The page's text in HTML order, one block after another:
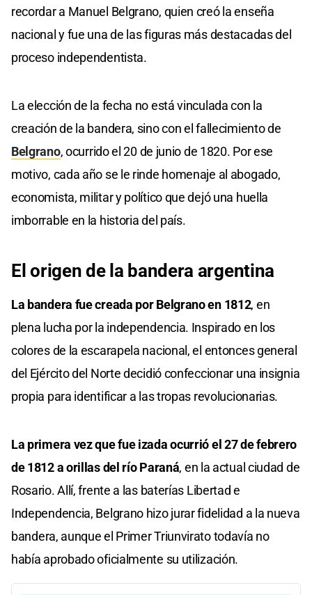
recordar a Manuel Belgrano, quien creó la enseña
nacional y fue una de las figuras más destacadas del
proceso independentista.
La elección de la fecha no está vinculada con la
creación de la bandera, sino con el fallecimiento de
Belgrano, ocurrido el 20 de junio de 1820. Por ese
motivo, cada año se le rinde homenaje al abogado,
economista, militar y político que dejó una huella
imborrable en la historia del país.
El origen de la bandera argentina
La bandera fue creada por Belgrano en 1812, en
plena lucha por la independencia. Inspirado en los
colores de la escarapela nacional, el entonces general
del Ejército del Norte decidió confeccionar una insignia
propia para identificar a las tropas revolucionarias.
La primera vez que fue izada ocurrió el 27 de febrero
de 1812 a orillas del río Paraná, en la actual ciudad de
Rosario. Allí, frente a las baterías Libertad e
Independencia, Belgrano hizo jurar fidelidad a la nueva
bandera, aunque el Primer Triunvirato todavía no
había aprobado oficialmente su utilización.